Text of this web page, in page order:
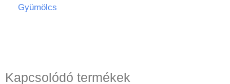
Gyümölcs
Kapcsolódó termékek